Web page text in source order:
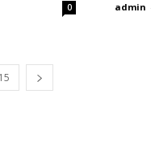
0 admin
15